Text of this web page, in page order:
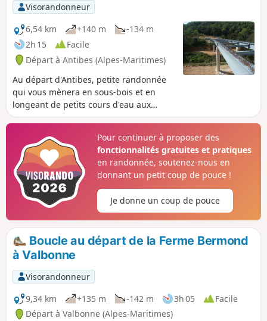
Visorandonneur
6,54 km
+140 m
-134 m
2h 15
Facile
Départ à Antibes (Alpes-Maritimes)
Au départ d'Antibes, petite randonnée
qui vous mènera en sous-bois et en
longeant de petits cours d'eau aux
ruines de l'aqueduc romain. Balisage
Pour continuer à proposer des
fonctionnalités gratuites et pratiques
en randonnée, soutenez-nous en
donnant un petit coup de pouce !
Je donne un coup de pouce
Boucle au départ de la Ferme Bermond
à Valbonne
Visorandonneur
9,34 km
+135 m -142 m 3h 05
Facile
Départ à Valbonne (Alpes-Maritimes)